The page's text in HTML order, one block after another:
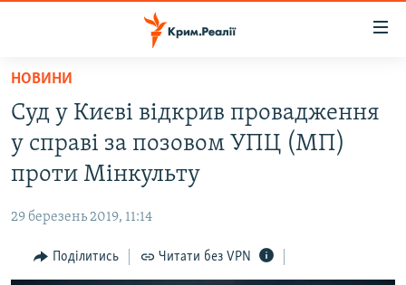
Перейти
основного
матеріалу
Перейти
до
основної
навігації
Перейти
до
ВОДА.КРИМ
ВІДЕО ТА ФОТО
БЛОГИ
ПОГЛЯД
НОВИНИ
Cуд у Києві відкрив провадження
у справі за позовом УПЦ (МП)
проти Мінкульту
29 березень 2019, 11:14
Поділитись Читати без VPN